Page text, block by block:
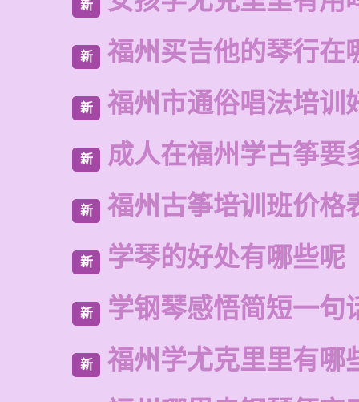
新
新 福州买吉他的琴行在
新 福州市通俗唱法培训
新 成人在福州学古筝要
新 福州古筝培训班价格
新 学琴的好处有哪些呢
新 学钢琴感悟简短一句
新
福州学尤克里里有哪